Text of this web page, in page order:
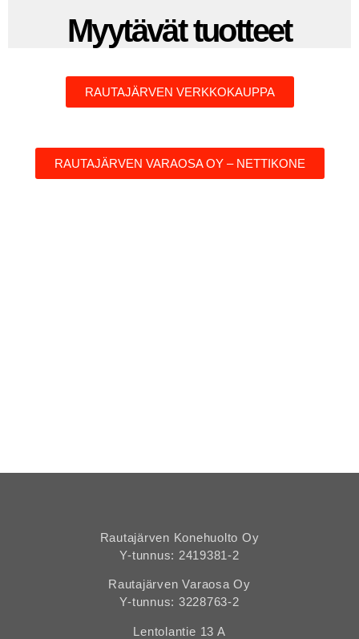
Myytävät tuotteet
RAUTAJÄRVEN VERKKOKAUPPA
RAUTAJÄRVEN VARAOSA OY – NETTIKONE
Rautajärven Konehuolto Oy
Y-tunnus: 2419381-2
Rautajärven Varaosa Oy
Y-tunnus: 3228763-2
Lentolantie 13 A